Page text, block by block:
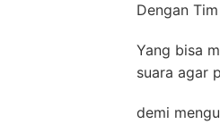
Dengan
Yang bisa
suara agar
demi